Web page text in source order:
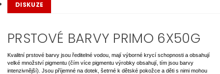
DISKUZE
PRSTOVÉ BARVY PRIMO 6X50G
Kvalitní prstové barvy jsou ředitelné vodou, mají výborné krycí schopnosti a obsahují
velké množství pigmentu (čím více pigmentu výrobky obsahují, tím jsou barvy
intenzivnější). Jsou příjemné na dotek, šetrné k dětské pokožce a děti s nimi mohou